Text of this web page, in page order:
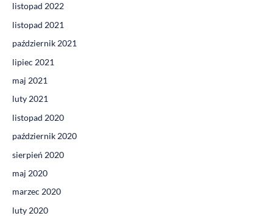
listopad 2022
listopad 2021
październik 2021
lipiec 2021
maj 2021
luty 2021
listopad 2020
październik 2020
sierpień 2020
maj 2020
marzec 2020
luty 2020